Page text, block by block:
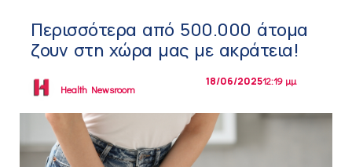
Περισσότερα από 500.000 άτομα
ζουν στη χώρα μας με ακράτεια!
Health Newsroom
18/06/202512:19 μμ